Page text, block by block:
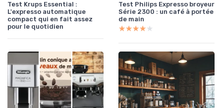
Test Krups Essential :
L'expresso automatique
compact qui en fait assez
pour le quotidien
Test Philips Expresso broyeur
Série 2300 : un café à portée
de main
★★★★★
★★★★★